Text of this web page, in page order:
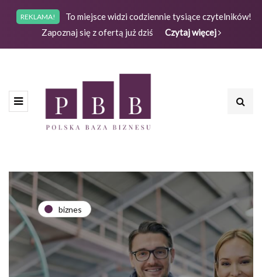
REKLAMA!
To miejsce widzi codziennie tysiące czytelników!
Zapoznaj się z ofertą już dziś
Czytaj więcej
biznes